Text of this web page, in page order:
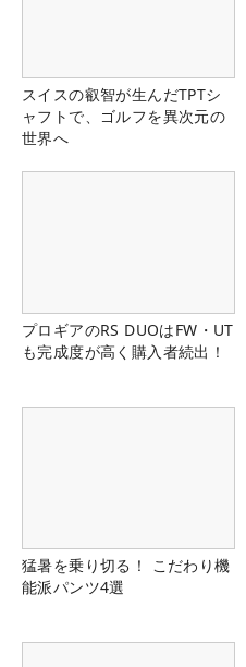
スイスの叡智が生んだTPTシ
ャフトで、ゴルフを異次元の
世界へ
プロギアのRS DUOはFW・UT
も完成度が高く購入者続出！
猛暑を乗り切る！ こだわり機
能派パンツ4選